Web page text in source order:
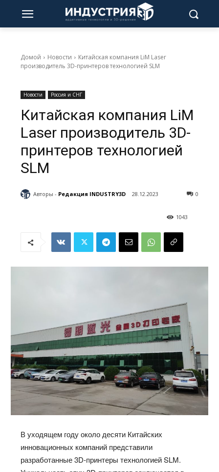
Домой Новости
Китайская компания LiM Laser
производитель 3D-принтеров технологией SLM
Новости Россия и СНГ
Китайская компания LiM
Laser производитель 3D-
принтеров технологией
SLM
Авторы - Редакция INDUSTRY3D 28.12.2023 0
1043
В уходящем году около десяти Китайских
инновационных компаний представили
разработанные 3D-принтеры технологией SLM.